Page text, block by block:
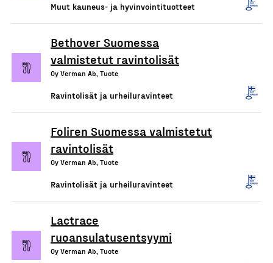
Muut kauneus- ja hyvinvointituotteet
Bethover Suomessa
valmistetut ravintolisät
Oy Verman Ab, Tuote
Ravintolisät ja urheiluravinteet
Foliren Suomessa valmistetut
ravintolisät
Oy Verman Ab, Tuote
Ravintolisät ja urheiluravinteet
Lactrace
ruoansulatusentsyymi
Oy Verman Ab, Tuote